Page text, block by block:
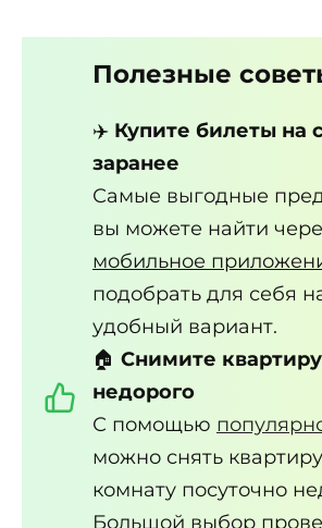
Полезные
✈️ Купите билеты на
заранее
Самые выгодные
вы можете найти
мобильное
подобрать для себя
удобный вариант.
🏠 Снимите
недорого
С помощью
можно снять
комнату посуточно
Большой выбор